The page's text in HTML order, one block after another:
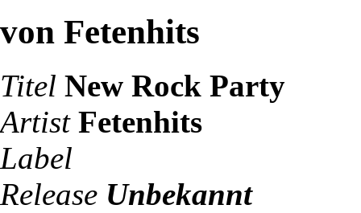
von Fetenhits
Titel New Rock Party
Artist Fetenhits
Label
Release Unbekannt